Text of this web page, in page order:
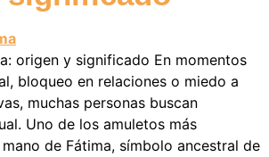
origen y significado En momentos
bloqueo en relaciones o miedo a
muchas personas buscan
Uno de los amuletos más
de Fátima, símbolo ancestral de